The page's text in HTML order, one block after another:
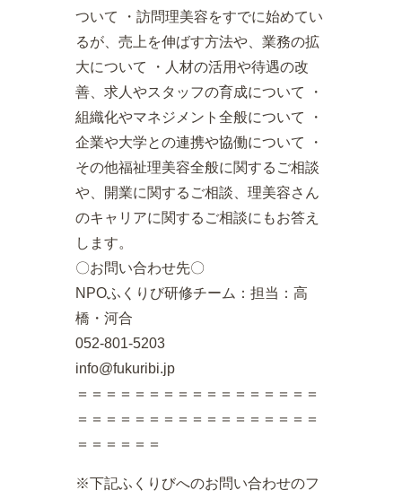
ついて ・訪問理美容をすでに始めてい
るが、売上を伸ばす方法や、業務の拡
大について ・人材の活用や待遇の改
善、求人やスタッフの育成について ・
組織化やマネジメント全般について ・
企業や大学との連携や協働について ・
その他福祉理美容全般に関するご相談
や、開業に関するご相談、理美容さん
のキャリアに関するご相談にもお答え
します。
〇お問い合わせ先〇
NPOふくりび研修チーム：担当：高
橋・河合
052-801-5203
info@fukuribi.jp
＝＝＝＝＝＝＝＝＝＝＝＝＝＝＝＝＝
＝＝＝＝＝＝＝＝＝＝＝＝＝＝＝＝＝
＝＝＝＝＝＝
※下記ふくりびへのお問い合わせのフ